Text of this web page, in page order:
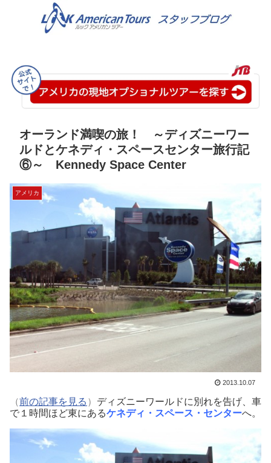
オーランド満喫の旅！ ～ディズニーワー
ルドとケネディ・スペースセンター旅行記
⑥～ Kennedy Space Center
アメリカ
2013.10.07
（前の記事を見る ） ディズニーワールドに別れを告げ、車
で１時間ほど東にあるケネディ・スペース・センターへ。